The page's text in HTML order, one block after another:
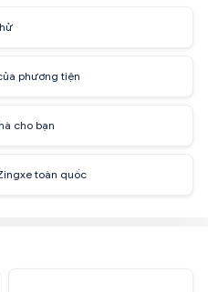
phương tiện
cho bạn
toàn quốc